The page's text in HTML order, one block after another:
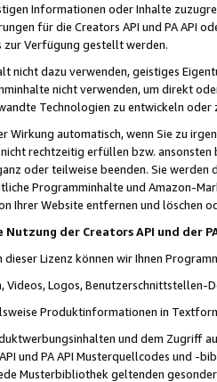
Informationen oder Inhalte
für die Creators API und PA API
zur Verfügung gestellt werden.
nicht dazu verwenden, geistiges
nicht verwenden, um direkt
Technologien zu entwickeln
Wirkung automatisch, wenn Sie zu
rechtzeitig erfüllen bzw. ansonsten
oder teilweise beenden. Sie werden
Programminhalte und Amazon-
Ihrer Website entfernen und löschen
der Creators API und der
dieser Lizenz können wir Ihnen
Videos, Logos, Benutzerschnittstellen-
Produktinformationen in
und dem Zugriff
und PA API Musterquellcodes und
Musterbibliothek geltenden